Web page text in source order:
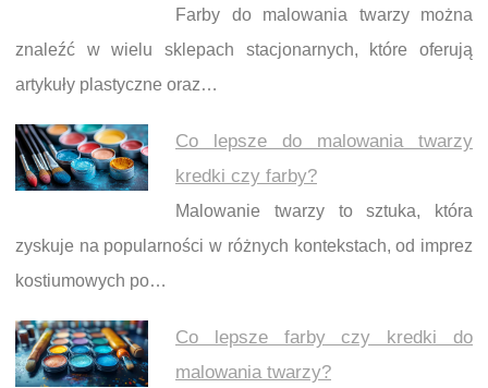
Farby do malowania twarzy można
znaleźć w wielu sklepach stacjonarnych, które oferują
artykuły plastyczne oraz…
Co lepsze do malowania twarzy
kredki czy farby?
Malowanie twarzy to sztuka, która
zyskuje na popularności w różnych kontekstach, od imprez
kostiumowych po…
Co lepsze farby czy kredki do
malowania twarzy?